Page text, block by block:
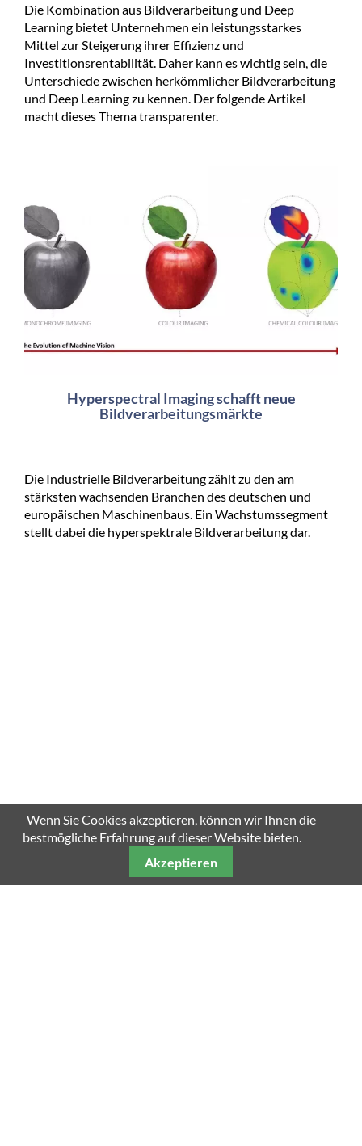
Die Kombination aus Bildverarbeitung und Deep
Learning bietet Unternehmen ein leistungsstarkes
Mittel zur Steigerung ihrer Effizienz und
Investitionsrentabilität. Daher kann es wichtig sein, die
Unterschiede zwischen herkömmlicher Bildverarbeitung
und Deep Learning zu kennen. Der folgende Artikel
macht dieses Thema transparenter.
Hyperspectral Imaging schafft neue
Bildverarbeitungsmärkte
Die Industrielle Bildverarbeitung zählt zu den am
stärksten wachsenden Branchen des deutschen und
europäischen Maschinenbaus. Ein Wachstumssegment
stellt dabei die hyperspektrale Bildverarbeitung dar.
Wenn Sie Cookies akzeptieren, können wir Ihnen die
bestmögliche Erfahrung auf dieser Website bieten.
Akzeptieren